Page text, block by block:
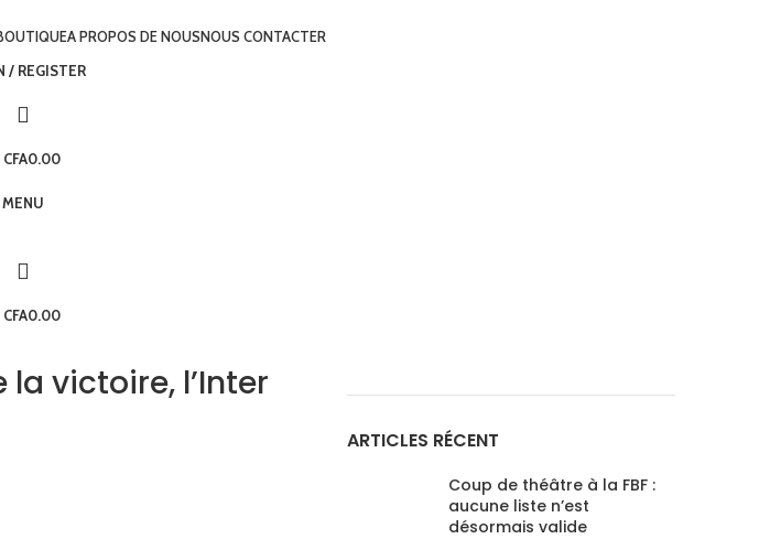
A PROPOS DE NOUSNOUS CONTACTER
/ REGISTER
CFA0.00
MENU
CFA0.00
victoire, l’Inter
ARTICLES RÉCENT
Coup de théâtre à la FBF :
aucune liste n’est
désormais valide